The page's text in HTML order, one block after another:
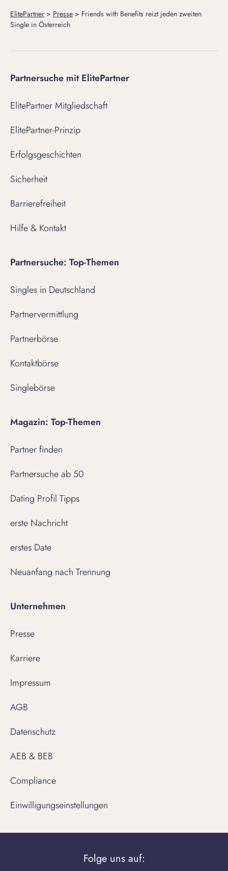
ElitePartner > Presse > Friends with Benefits reizt jeden zweiten
Single in Österreich
Partnersuche mit ElitePartner
ElitePartner Mitgliedschaft
ElitePartner-Prinzip
Erfolgsgeschichten
Sicherheit
Barrierefreiheit
Hilfe & Kontakt
Partnersuche: Top-Themen
Singles in Deutschland
Partnervermittlung
Partnerbörse
Kontaktbörse
Singlebörse
Magazin: Top-Themen
Partner finden
Partnersuche ab 50
Dating Profil Tipps
erste Nachricht
erstes Date
Neuanfang nach Trennung
Unternehmen
Presse
Karriere
Impressum
AGB
Datenschutz
AEB & BEB
Compliance
Einwilligungseinstellungen
Folge uns auf: